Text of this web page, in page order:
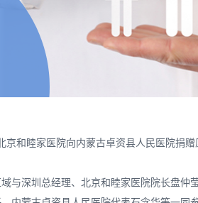
京和睦家医院向内蒙古卓资县人民医院捐
与深圳总经理、北京和睦家医院院长盘仲